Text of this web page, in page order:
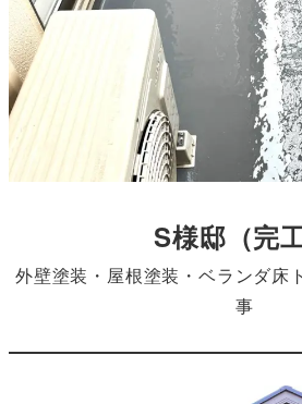
S様邸 （完
外壁塗装・屋根塗装・ベランダ
事